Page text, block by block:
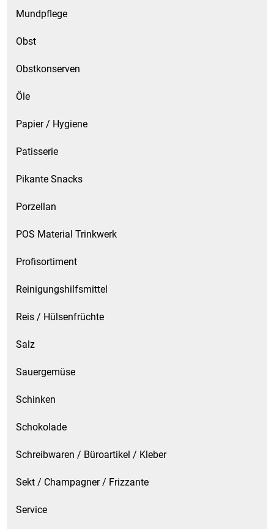
Mundpflege
Obst
Obstkonserven
Öle
Papier / Hygiene
Patisserie
Pikante Snacks
Porzellan
POS Material Trinkwerk
Profisortiment
Reinigungshilfsmittel
Reis / Hülsenfrüchte
Salz
Sauergemüse
Schinken
Schokolade
Schreibwaren / Büroartikel / Kleber
Sekt / Champagner / Frizzante
Service